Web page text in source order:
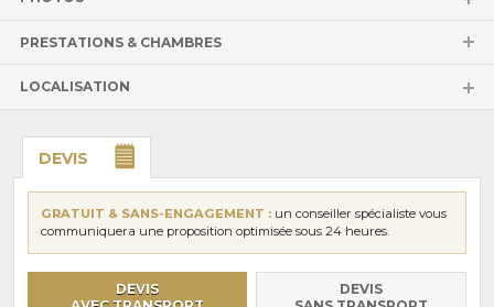
PRESTATIONS & CHAMBRES
LOCALISATION
DEVIS
GRATUIT & SANS-ENGAGEMENT : un conseiller spécialiste vous
communiquera une proposition optimisée sous 24 heures.
DEVIS
DEVIS